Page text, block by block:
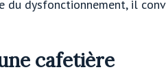
du dysfonctionnement, il
cafetière